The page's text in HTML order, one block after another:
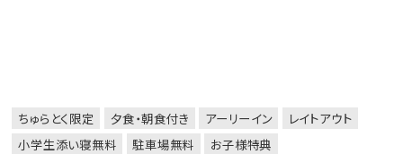
ちゅらとく限定 夕食・朝食付き アーリーイン
レイトアウト
小学生添い寝無料
駐車場無料 お子様特典